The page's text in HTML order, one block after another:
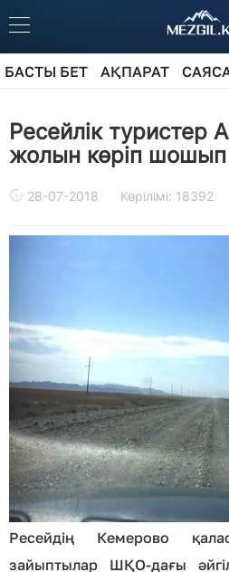
БАСТЫ БЕТ АҚПАРАТ
Ресейлік туристер
жолын көріп шошып
28-07-2018 Көрілімі: 18392
Ресейдің Кемерово
зайыптылар ШҚО-дағы